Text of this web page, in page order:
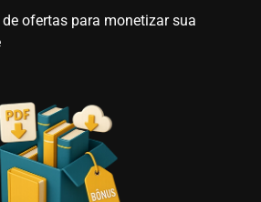
ofertas para monetizar sua